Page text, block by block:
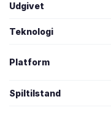
Udgivet
Teknologi
Platform
Spiltilstand